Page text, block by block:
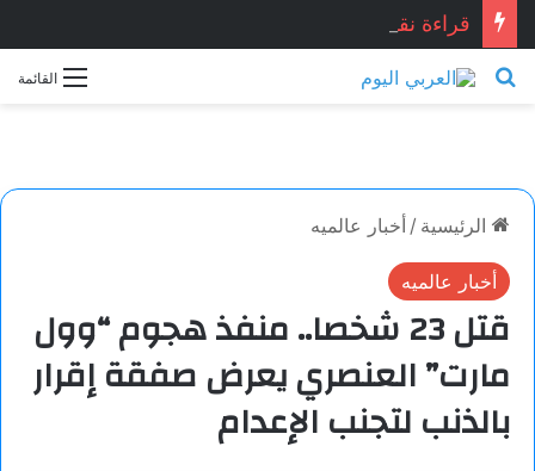
القائمة بحث عن
الرئيسية / أخبار عالميه
أخبار عالميه
قتل 23 شخصا.. منفذ هجوم “وول
مارت” العنصري يعرض صفقة إقرار
بالذنب لتجنب الإعدام